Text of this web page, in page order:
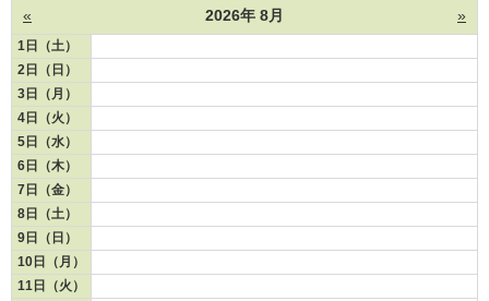
« 2026年 8月 »
1日（土）
2日（日）
3日（月）
4日（火）
5日（水）
6日（木）
7日（金）
8日（土）
9日（日）
10日（月）
11日（火）